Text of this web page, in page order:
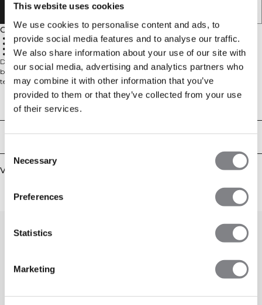
This website uses cookies
We use cookies to personalise content and ads, to
provide social media features and to analyse our traffic.
We also share information about your use of our site with
our social media, advertising and analytics partners who
may combine it with other information that you’ve
provided to them or that they’ve collected from your use
of their services.
Selection
Necessary
Preferences
Statistics
Marketing
AAN WINKELWAGENTJE TOEVOEGEN
Omschrijving
92% polyamide, 8% elastan
Racerback
Medium ondersteuning
Naadloos
De Define Seamless Racer Back Sports Bra is gemaakt voor onbeperkte
beweging en dagelijks comfort. Het naadloze design minimaliseert schuren,
terwijl het vochtafvoerende vierwegstretch-materiaal je droog houdt en met
je lichaam meebeweegt. De racerback geeft optimale bewegingsvrijheid en de
uitneembare cups laten je de bedekking precies afstemmen op jouw voorkeur.
Medium ondersteuning met een strakke, ondersteunende feel voor al je
workouts. 92% polyamide, 8% elastaan.
Technische aspecten
Bezorging en retouren
Vergelijkbare producten